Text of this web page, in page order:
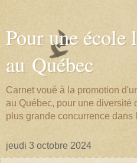
Pour une école
au Québec
Carnet voué à la promotion
au Québec, pour une diversité
plus grande concurrence dans
jeudi 3 octobre 2024